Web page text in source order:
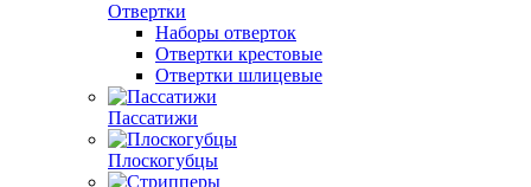
Отвертки
Наборы отверток
Отвертки крестовые
Отвертки шлицевые
Пассатижи
Плоскогубцы